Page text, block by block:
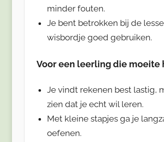
minder fouten.
Je bent betrokken bij de
wisbordje goed gebruiken.
Voor een leerling die moeite
Je vindt rekenen best lastig,
zien dat je echt wil leren.
Met kleine stapjes ga je
oefenen.